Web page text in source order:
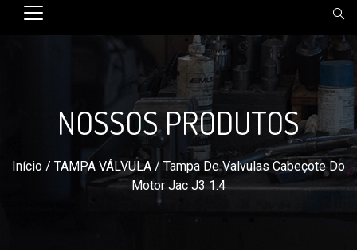
NOSSOS PRODUTOS
Início / TAMPA VÁLVULA / Tampa De Valvulas Cabeçote Do
Motor Jac J3 1.4